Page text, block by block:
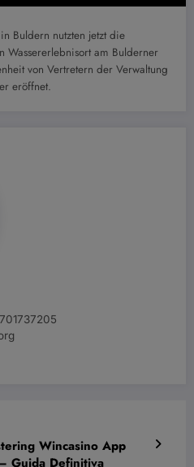
Buldern nutzten jetzt die
Wassererlebnisort am Bulderner
von Vertretern der Verwaltung
eröffnet.
Wincasino App
Guida Definitiva